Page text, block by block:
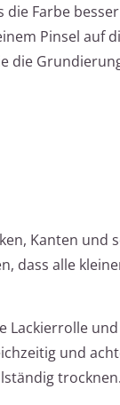
Farbe
Pinsel auf
die
Kanten und
dass alle
Lackierrolle
und
trocknen.